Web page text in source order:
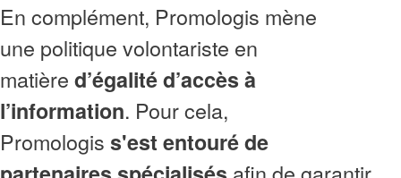
En complément, Promologis mène
une politique volontariste en
matière d’égalité d’accès à
l’information. Pour cela,
Promologis s'est entouré de